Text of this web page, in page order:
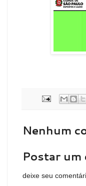
Nenhum
Postar um
deixe seu